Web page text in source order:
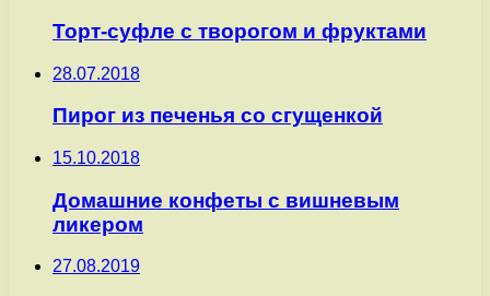
Торт-суфле с творогом и фруктами
28.07.2018
Пирог из печенья со сгущенкой
15.10.2018
Домашние конфеты с вишневым
ликером
27.08.2019